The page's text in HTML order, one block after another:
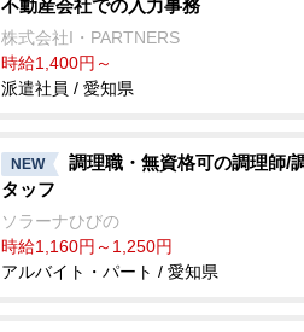
不動産会社での入力事務
株式会社I・PARTNERS
時給1,400円～
派遣社員 / 愛知県
NEW
調理職・無資格可の調理師/
タッフ
ソラーナひびの
時給1,160円～1,250円
アルバイト・パート / 愛知県